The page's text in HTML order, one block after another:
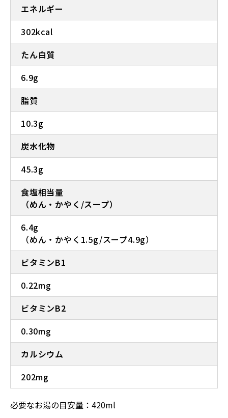
エネルギー
302kcal
たん白質
6.9g
脂質
10.3g
炭水化物
45.3g
食塩相当量
（めん・かやく/スープ）
6.4g
（めん・かやく1.5g/スープ4.9g）
ビタミンB1
0.22mg
ビタミンB2
0.30mg
カルシウム
202mg
必要なお湯の目安量：420ml